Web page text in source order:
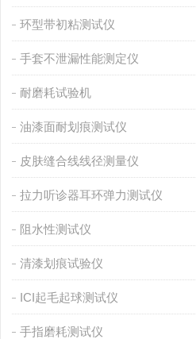
环型带初粘测试仪
手套不泄漏性能测定仪
耐磨耗试验机
油漆面耐划痕测试仪
皮肤缝合线线径测量仪
拉力听诊器耳环弹力测试仪
阻水性测试仪
清漆划痕试验仪
ICI起毛起球测试仪
手指磨耗测试仪